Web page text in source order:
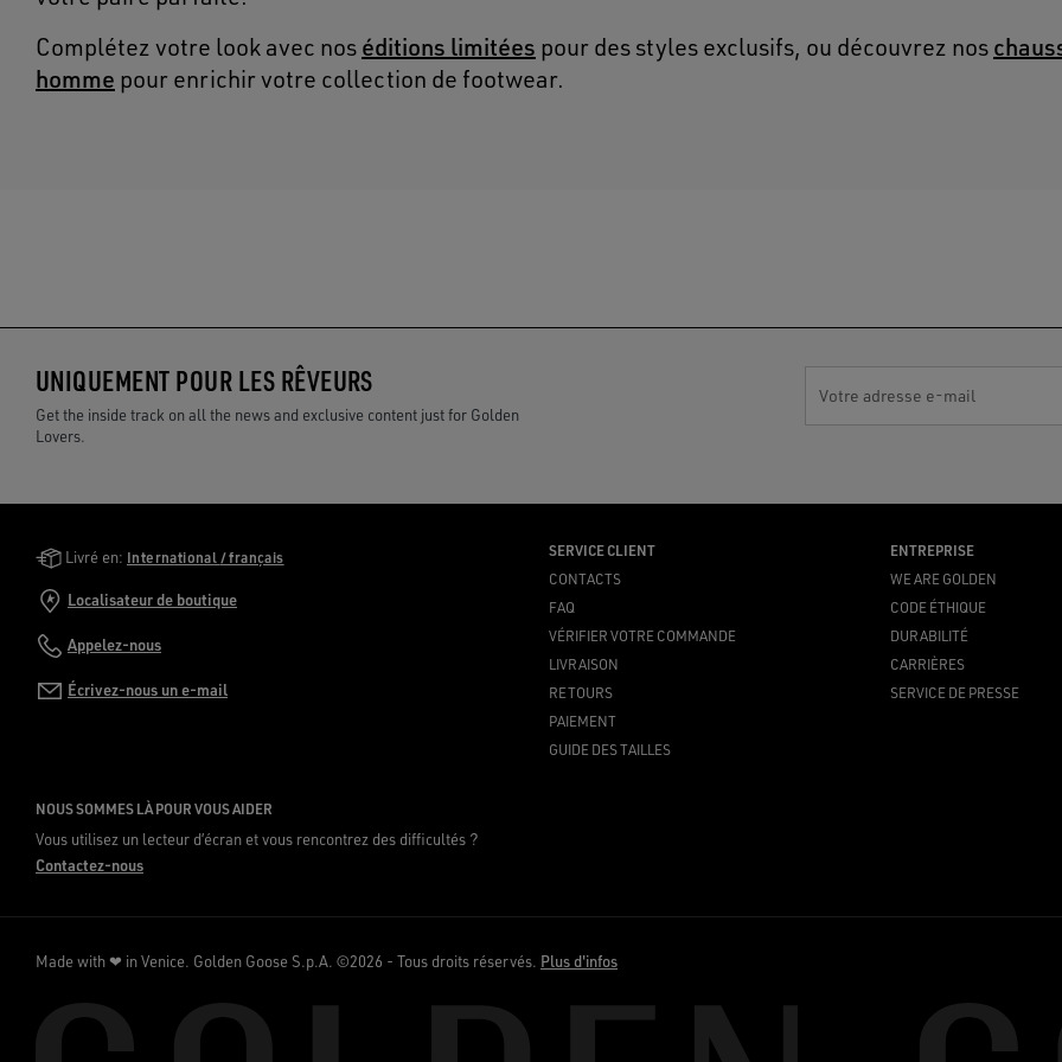
Complétez votre look avec nos éditions limitées pour des styles exclusifs, ou découvrez nos
homme pour enrichir votre collection de footwear.
UNIQUEMENT POUR LES RÊVEURS
Get the inside track on all the news and exclusive content just for Golden
Lovers.
Votre adresse e-mail
Golden Goose Services
Livré en: International / français
Localisateur de boutique
Appelez-nous
Écrivez-nous un e-mail
SERVICE CLIENT
CONTACTS
FAQ
VÉRIFIER VOTRE COMMANDE
LIVRAISON
RETOURS
PAIEMENT
GUIDE DES TAILLES
ENTREPRISE
WE ARE GOLDEN
CODE ÉTHIQUE
DURABILITÉ
CARRIÈRES
SERVICE DE PRESSE
NOUS SOMMES LÀ POUR VOUS AIDER
Vous utilisez un lecteur d’écran et vous rencontrez des difficultés ?
Contactez-nous
Made with ❤ in Venice. Golden Goose S.p.A. ©2026 - Tous droits réservés. Plus d'infos